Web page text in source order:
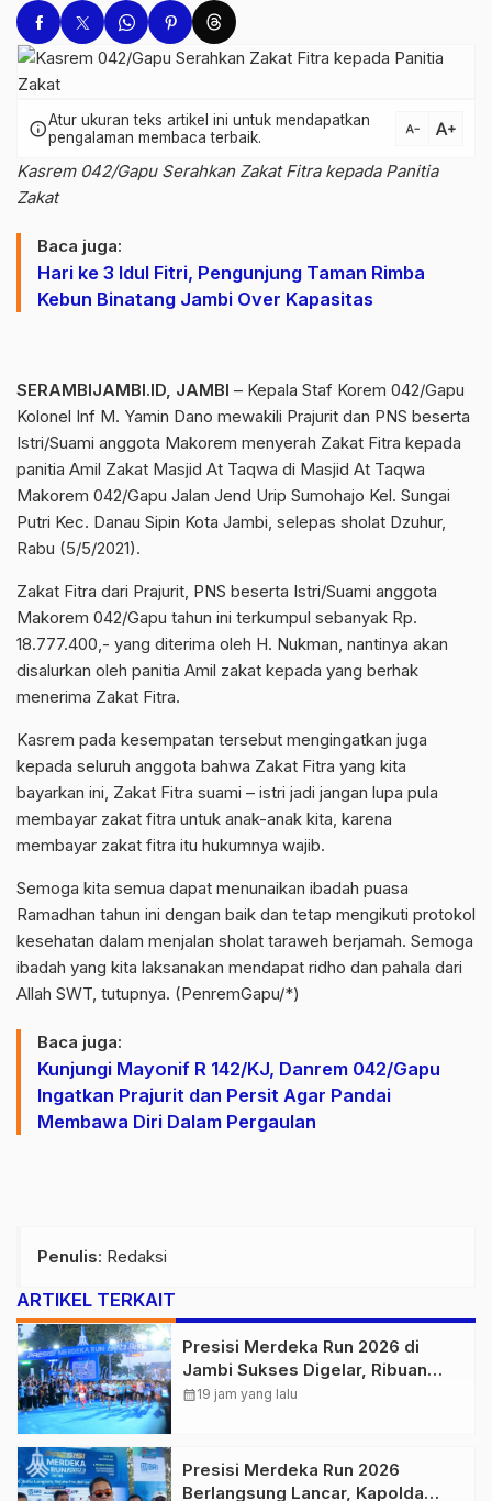
infoAtur ukuran teks artikel ini untuk mendapatkan
pengalaman membaca terbaik.
text_decrease text_increase
Kasrem 042/Gapu Serahkan Zakat Fitra kepada Panitia
Zakat
Baca juga:
Hari ke 3 Idul Fitri, Pengunjung Taman Rimba
Kebun Binatang Jambi Over Kapasitas
SERAMBIJAMBI.ID, JAMBI – Kepala Staf Korem 042/Gapu
Kolonel Inf M. Yamin Dano mewakili Prajurit dan PNS beserta
Istri/Suami anggota Makorem menyerah Zakat Fitra kepada
panitia Amil Zakat Masjid At Taqwa di Masjid At Taqwa
Makorem 042/Gapu Jalan Jend Urip Sumohajo Kel. Sungai
Putri Kec. Danau Sipin Kota Jambi, selepas sholat Dzuhur,
Rabu (5/5/2021).
Zakat Fitra dari Prajurit, PNS beserta Istri/Suami anggota
Makorem 042/Gapu tahun ini terkumpul sebanyak Rp.
18.777.400,- yang diterima oleh H. Nukman, nantinya akan
disalurkan oleh panitia Amil zakat kepada yang berhak
menerima Zakat Fitra.
Kasrem pada kesempatan tersebut mengingatkan juga
kepada seluruh anggota bahwa Zakat Fitra yang kita
bayarkan ini, Zakat Fitra suami – istri jadi jangan lupa pula
membayar zakat fitra untuk anak-anak kita, karena
membayar zakat fitra itu hukumnya wajib.
Semoga kita semua dapat menunaikan ibadah puasa
Ramadhan tahun ini dengan baik dan tetap mengikuti protokol
kesehatan dalam menjalan sholat taraweh berjamah. Semoga
ibadah yang kita laksanakan mendapat ridho dan pahala dari
Allah SWT, tutupnya. (PenremGapu/*)
Baca juga:
Kunjungi Mayonif R 142/KJ, Danrem 042/Gapu
Ingatkan Prajurit dan Persit Agar Pandai
Membawa Diri Dalam Pergaulan
Penulis: Redaksi
ARTIKEL TERKAIT
Presisi Merdeka Run 2026 di
Jambi Sukses Digelar, Ribuan
Peserta Ramaikan Event Nasional
calendar_month19 jam yang lalu
Presisi Merdeka Run 2026
Berlangsung Lancar, Kapolda